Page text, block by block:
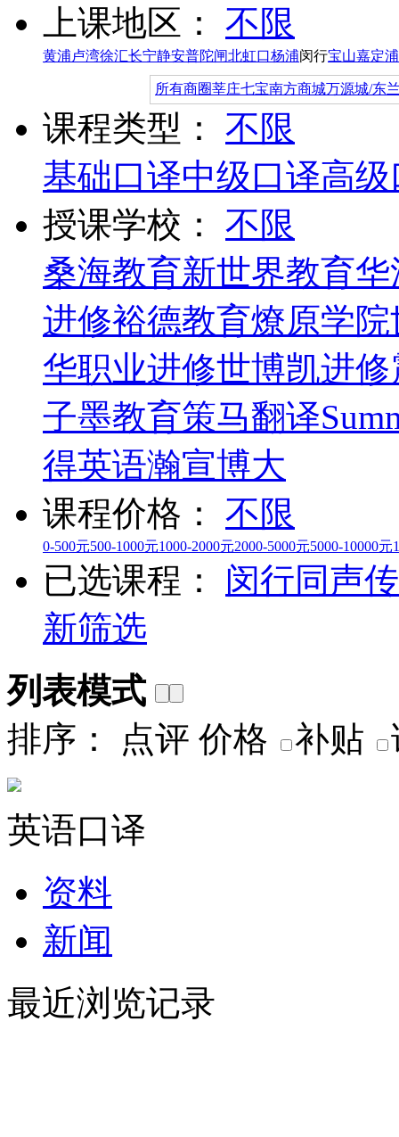
上课地区： 不限
黄浦卢湾徐汇长宁静安普陀闸北虹口杨浦闵行宝山嘉定
所有商圈莘庄七宝南方商城万源城/东
课程类型：
不限
基础口译中级口译高
授课学校：
不限
桑海教育新世界教育华
进修裕德教育燎原学院
华职业进修世博凯进修
子墨教育策马翻译
得英语瀚宣博大
课程价格：
不限
0-500元500-1000元1000-2000元2000-5000元5000-10000元
已选课程： 闵行同声
新筛选
列表模式
排序：
点评 价格 补贴
英语口译
资料
新闻
最近浏览记录